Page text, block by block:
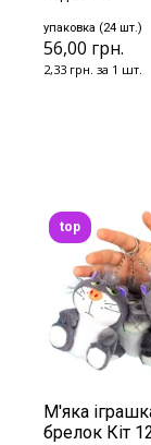
упаковка (24 шт.)
56,00 грн.
2,33 грн. за 1 шт.
М'яка
брелок Кіт
top